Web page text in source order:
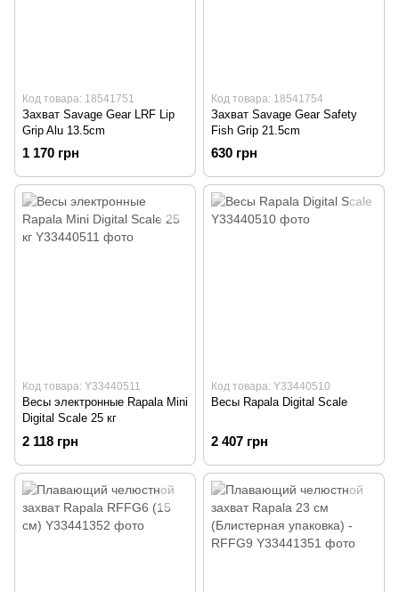
Код товара: 18541751
Захват Savage Gear LRF Lip
Grip Alu 13.5cm
1 170 грн
Код товара: 18541754
Захват Savage Gear Safety
Fish Grip 21.5cm
630 грн
Код товара: Y33440511
Весы электронные Rapala Mini
Digital Scale 25 кг
2 118 грн
Код товара: Y33440510
Весы Rapala Digital Scale
2 407 грн